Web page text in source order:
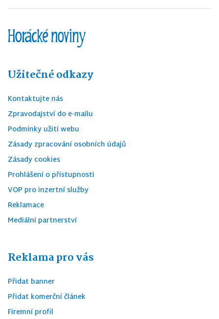
Užitečné odkazy
Kontaktujte nás
Zpravodajství do e-mailu
Podmínky užití webu
Zásady zpracování osobních údajů
Zásady cookies
Prohlášení o přístupnosti
VOP pro inzertní služby
Reklamace
Mediální partnerství
Reklama pro vás
Přidat banner
Přidat komerční článek
Firemní profil